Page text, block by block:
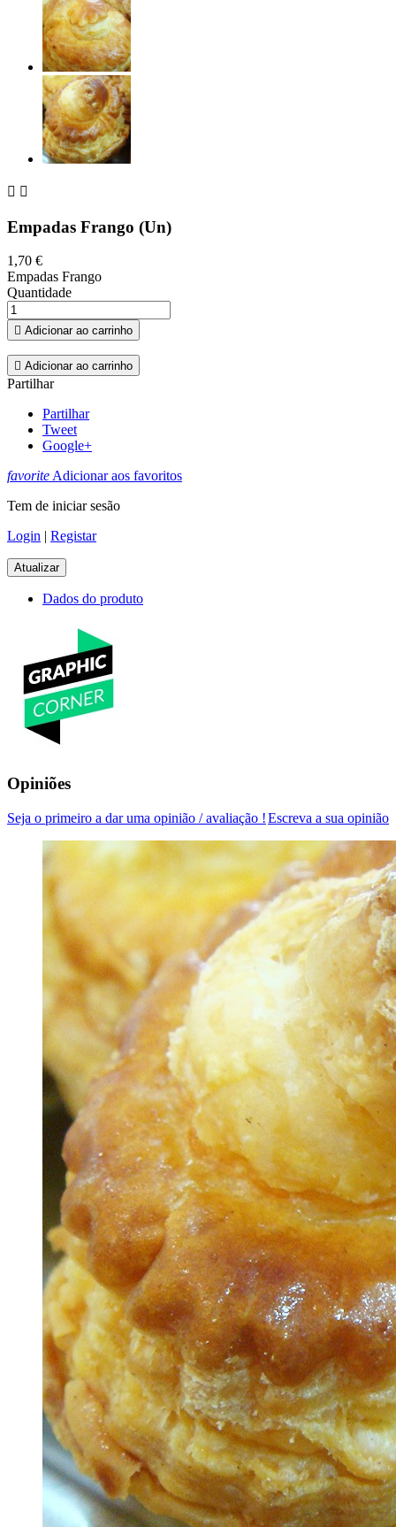
 
Empadas Frango (Un)
1,70 €
Empadas Frango
Quantidade
 Adicionar ao carrinho
 Adicionar ao carrinho
Partilhar
Partilhar
Tweet
Google+
favoriteAdicionar aos favoritos
Tem de iniciar sesão
Login | Registar
Dados do produto
Opiniões
Escreva a sua opinião
Seja o primeiro a dar uma opinião / avaliação !